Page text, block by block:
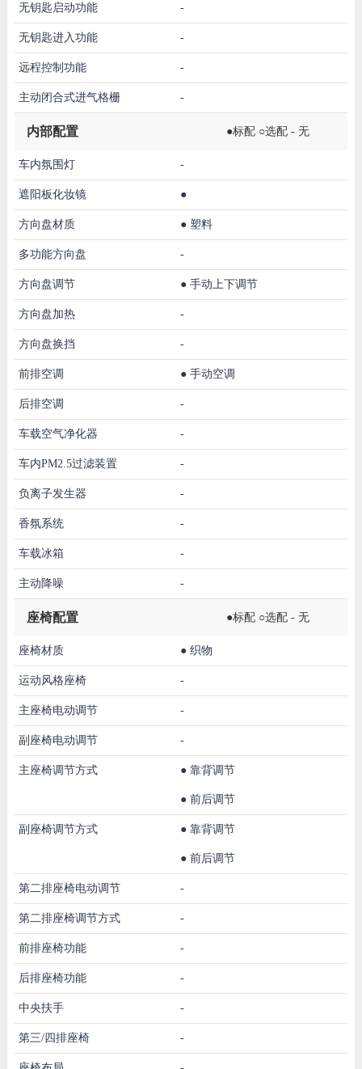
无钥匙启动功能 -
无钥匙进入功能 -
远程控制功能 -
主动闭合式进气格栅 -
内部配置 ●标配 ○选配 - 无
车内氛围灯 -
遮阳板化妆镜 ●
方向盘材质 ● 塑料
多功能方向盘 -
方向盘调节 ● 手动上下调节
方向盘加热 -
方向盘换挡 -
前排空调 ● 手动空调
后排空调 -
车载空气净化器 -
车内PM2.5过滤装置 -
负离子发生器 -
香氛系统 -
车载冰箱 -
主动降噪 -
座椅配置 ●标配 ○选配 - 无
座椅材质 ● 织物
运动风格座椅 -
主座椅电动调节 -
副座椅电动调节 -
主座椅调节方式 ● 靠背调节
● 前后调节
副座椅调节方式 ● 靠背调节
● 前后调节
第二排座椅电动调节 -
第二排座椅调节方式 -
前排座椅功能 -
后排座椅功能 -
中央扶手 -
第三/四排座椅 -